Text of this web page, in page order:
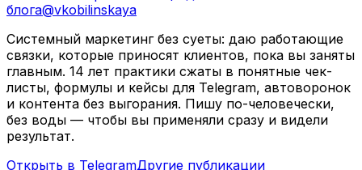
блога@vkobilinskaya
Системный маркетинг без суеты: даю работающие
связки, которые приносят клиентов, пока вы заняты
главным. 14 лет практики сжаты в понятные чек-
листы, формулы и кейсы для Telegram, автоворонок
и контента без выгорания. Пишу по-человечески,
без воды — чтобы вы применяли сразу и видели
результат.
Открыть в TelegramДругие публикации